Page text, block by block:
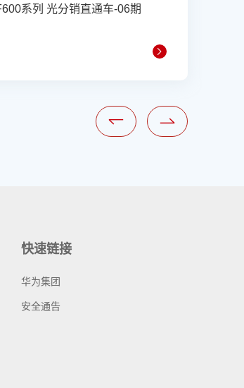
系列 光分销直通车-06期
快速链接
华为集团
安全通告